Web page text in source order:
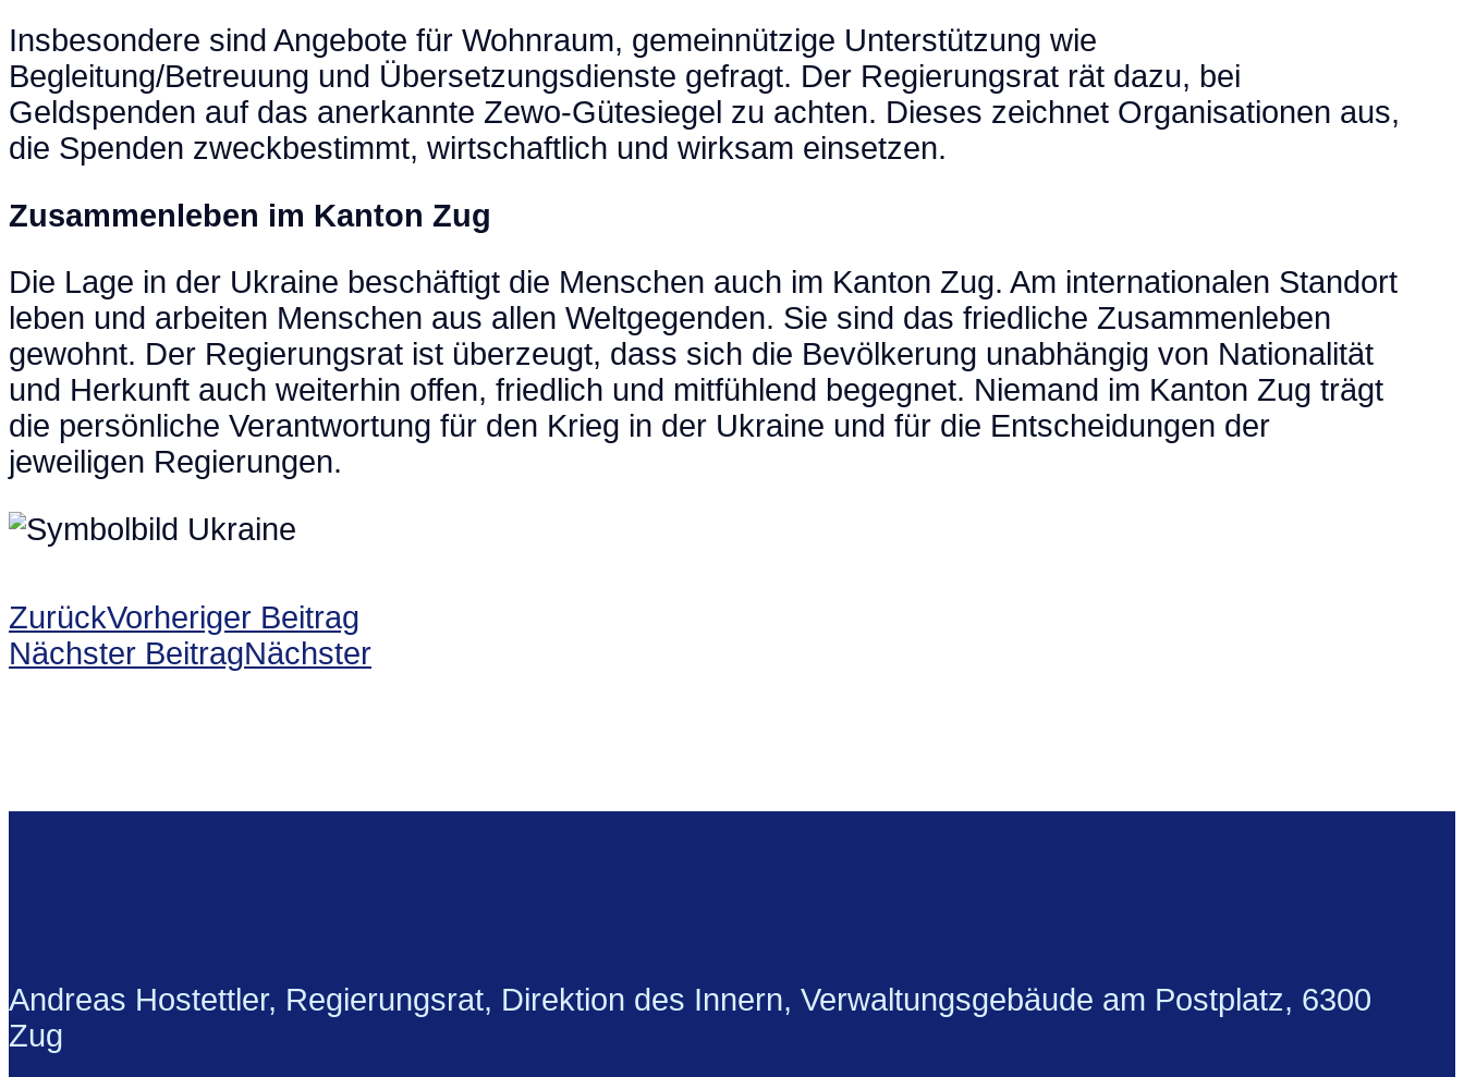
Insbesondere sind Angebote für Wohnraum, gemeinnützige Unterstützung wie
Begleitung/Betreuung und Übersetzungsdienste gefragt. Der Regierungsrat rät dazu, bei
Geldspenden auf das anerkannte Zewo-Gütesiegel zu achten. Dieses zeichnet Organisationen aus,
die Spenden zweckbestimmt, wirtschaftlich und wirksam einsetzen.
Zusammenleben im Kanton Zug
Die Lage in der Ukraine beschäftigt die Menschen auch im Kanton Zug. Am internationalen Standort
leben und arbeiten Menschen aus allen Weltgegenden. Sie sind das friedliche Zusammenleben
gewohnt. Der Regierungsrat ist überzeugt, dass sich die Bevölkerung unabhängig von Nationalität
und Herkunft auch weiterhin offen, friedlich und mitfühlend begegnet. Niemand im Kanton Zug trägt
die persönliche Verantwortung für den Krieg in der Ukraine und für die Entscheidungen der
jeweiligen Regierungen.
ZurückVorheriger Beitrag
Nächster BeitragNächster
Andreas Hostettler, Regierungsrat, Direktion des Innern, Verwaltungsgebäude am Postplatz, 6300
Zug